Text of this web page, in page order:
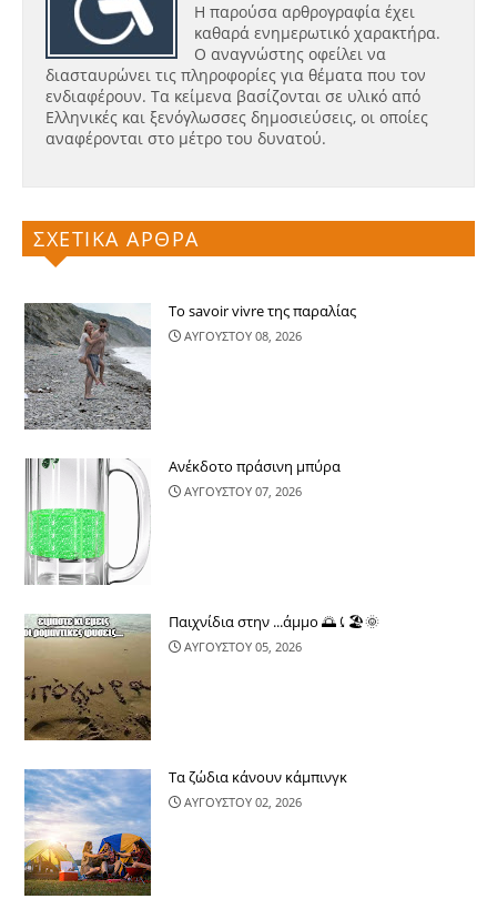
Η παρούσα αρθρογραφία έχει
καθαρά ενημερωτικό χαρακτήρα.
Ο αναγνώστης οφείλει να
διασταυρώνει τις πληροφορίες για θέματα που τον
ενδιαφέρουν. Τα κείμενα βασίζονται σε υλικό από
Ελληνικές και ξενόγλωσσες δημοσιεύσεις, οι οποίες
αναφέρονται στο μέτρο του δυνατού.
ΣΧΕΤΙΚΑ ΑΡΘΡΑ
Το savoir vivre της παραλίας
ΑΥΓΟΥΣΤΟΥ 08, 2026
Ανέκδοτο πράσινη μπύρα
ΑΥΓΟΥΣΤΟΥ 07, 2026
Παιχνίδια στην ...άμμο 🌅⤹🏖🌞
ΑΥΓΟΥΣΤΟΥ 05, 2026
Τα ζώδια κάνουν κάμπινγκ
ΑΥΓΟΥΣΤΟΥ 02, 2026